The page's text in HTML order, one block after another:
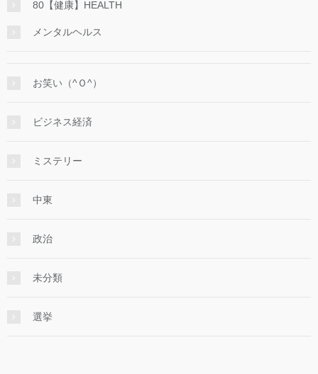
80【健康】HEALTH
メンタルヘルス
お笑い（^Ｏ^）
ビジネス経済
ミステリー
中東
政治
未分類
選挙